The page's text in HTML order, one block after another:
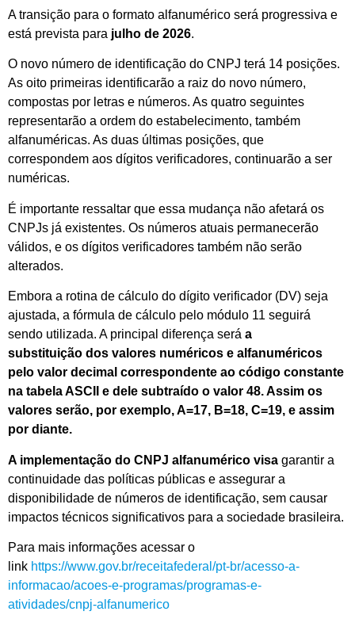
A transição para o formato alfanumérico será progressiva e
está prevista para julho de 2026.
O novo número de identificação do CNPJ terá 14 posições.
As oito primeiras identificarão a raiz do novo número,
compostas por letras e números. As quatro seguintes
representarão a ordem do estabelecimento, também
alfanuméricas. As duas últimas posições, que
correspondem aos dígitos verificadores, continuarão a ser
numéricas.
É importante ressaltar que essa mudança não afetará os
CNPJs já existentes. Os números atuais permanecerão
válidos, e os dígitos verificadores também não serão
alterados.
Embora a rotina de cálculo do dígito verificador (DV) seja
ajustada, a fórmula de cálculo pelo módulo 11 seguirá
sendo utilizada. A principal diferença será a
substituição dos valores numéricos e alfanuméricos
pelo valor decimal correspondente ao código constante
na tabela ASCII e dele subtraído o valor 48. Assim os
valores serão, por exemplo, A=17, B=18, C=19, e assim
por diante.
A implementação do CNPJ alfanumérico visa garantir a
continuidade das políticas públicas e assegurar a
disponibilidade de números de identificação, sem causar
impactos técnicos significativos para a sociedade brasileira.
Para mais informações acessar o
link https://www.gov.br/receitafederal/pt-br/acesso-a-
informacao/acoes-e-programas/programas-e-
atividades/cnpj-alfanumerico